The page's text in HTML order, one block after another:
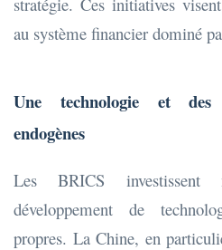
au système financier dominé
Une technologie et des
endogènes
Les BRICS investissent
développement de
propres. La Chine, en